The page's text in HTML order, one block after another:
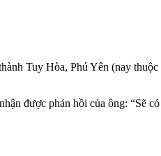
Tuy Hòa, Phú Yên (nay
được phản hồi của ông: “Sẽ